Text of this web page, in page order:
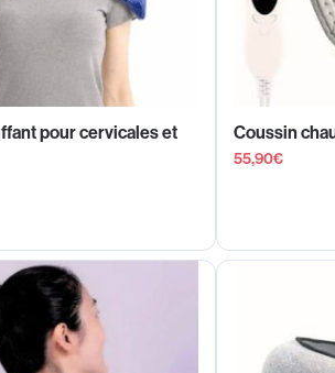
pour cervicales et
Coussin
55,90€